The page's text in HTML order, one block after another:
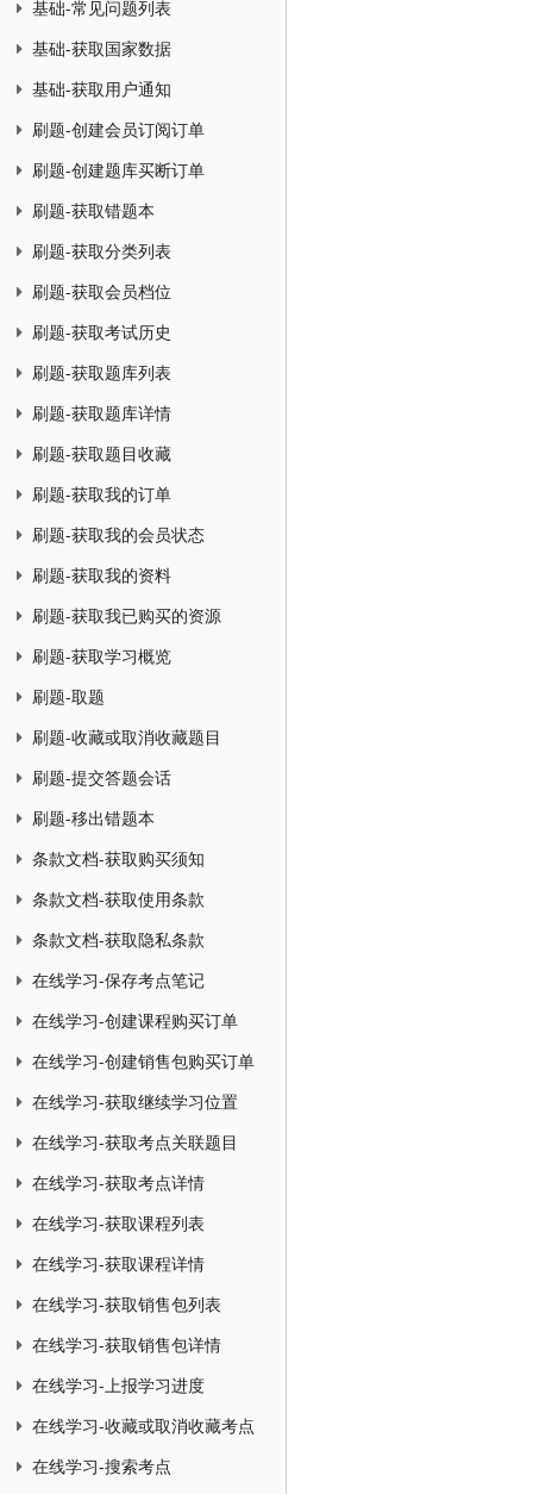
基础-常见问题列表
基础-获取国家数据
基础-获取用户通知
刷题-创建会员订阅订单
刷题-创建题库买断订单
刷题-获取错题本
刷题-获取分类列表
刷题-获取会员档位
刷题-获取考试历史
刷题-获取题库列表
刷题-获取题库详情
刷题-获取题目收藏
刷题-获取我的订单
刷题-获取我的会员状态
刷题-获取我的资料
刷题-获取我已购买的资源
刷题-获取学习概览
刷题-取题
刷题-收藏或取消收藏题目
刷题-提交答题会话
刷题-移出错题本
条款文档-获取购买须知
条款文档-获取使用条款
条款文档-获取隐私条款
在线学习-保存考点笔记
在线学习-创建课程购买订单
在线学习-创建销售包购买订单
在线学习-获取继续学习位置
在线学习-获取考点关联题目
在线学习-获取考点详情
在线学习-获取课程列表
在线学习-获取课程详情
在线学习-获取销售包列表
在线学习-获取销售包详情
在线学习-上报学习进度
在线学习-收藏或取消收藏考点
在线学习-搜索考点